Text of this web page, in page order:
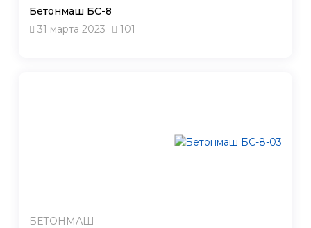
Бетонмаш БС-8
31 марта 2023
101
БЕТОНМАШ